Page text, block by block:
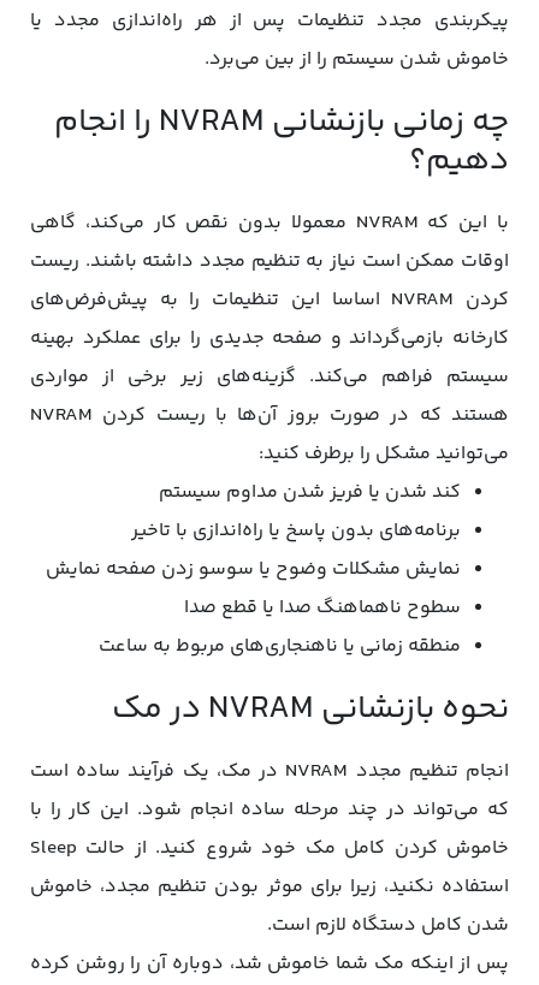
پیکربندی مجدد تنظیمات پس از هر راه‌اندازی مجدد یا
خاموش شدن سیستم را از بین می‌برد.
چه زمانی بازنشانی NVRAM را انجام
دهیم؟
با این که NVRAM معمولا بدون نقص کار می‌کند، گاهی
اوقات ممکن است نیاز به تنظیم مجدد داشته باشند. ریست
کردن NVRAM اساسا این تنظیمات را به پیش‌فرض‌های
کارخانه بازمی‌گرداند و صفحه جدیدی را برای عملکرد بهینه
سیستم فراهم می‌کند. گزینه‌های زیر برخی از مواردی
هستند که در صورت بروز آن‌ها با ریست کردن NVRAM
می‌توانید مشکل را برطرف کنید:
کند شدن یا فریز شدن مداوم سیستم
برنامه‌های بدون پاسخ یا راه‌اندازی با تاخیر
نمایش مشکلات وضوح یا سوسو زدن صفحه نمایش
سطوح ناهماهنگ صدا یا قطع صدا
منطقه زمانی یا ناهنجاری‌های مربوط به ساعت
نحوه بازنشانی NVRAM در مک
انجام تنظیم مجدد NVRAM در مک، یک فرآیند ساده است
که می‌تواند در چند مرحله ساده انجام شود. این کار را با
خاموش کردن کامل مک خود شروع کنید. از حالت Sleep
استفاده نکنید، زیرا برای موثر بودن تنظیم مجدد، خاموش
شدن کامل دستگاه لازم است.
پس از اینکه مک شما خاموش شد، دوباره آن را روشن کرده